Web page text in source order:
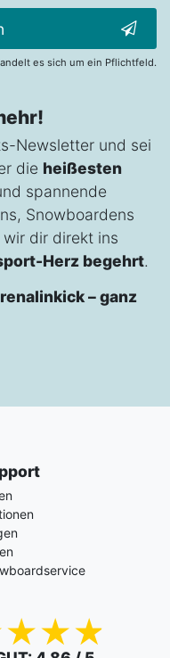
es sich um ein Pflichtfeld.
Newsletter und sei
die heißesten
spannende
Snowboardens
dir direkt ins
Herz begehrt.
– ganz